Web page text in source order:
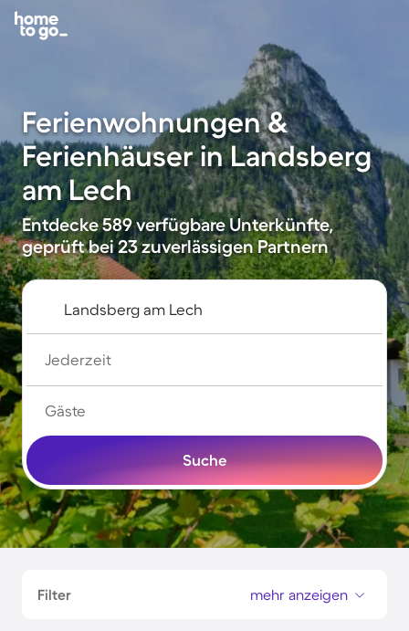
Ferienwohnungen &
Ferienhäuser in Landsberg
am Lech
Entdecke 589 verfügbare Unterkünfte,
geprüft bei 23 zuverlässigen Partnern
Jederzeit
Gäste
Suche
Filter mehr anzeigen